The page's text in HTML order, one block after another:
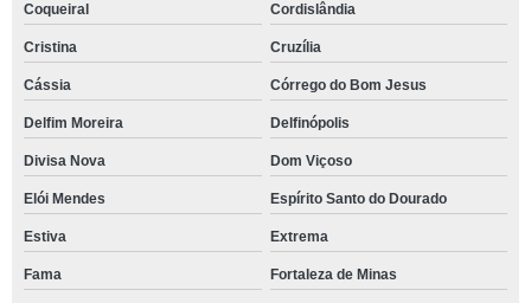
Coqueiral Cordislândia
Cristina Cruzília
Cássia Córrego do Bom Jesus
Delfim Moreira Delfinópolis
Divisa Nova Dom Viçoso
Elói Mendes Espírito Santo do Dourado
Estiva Extrema
Fama Fortaleza de Minas